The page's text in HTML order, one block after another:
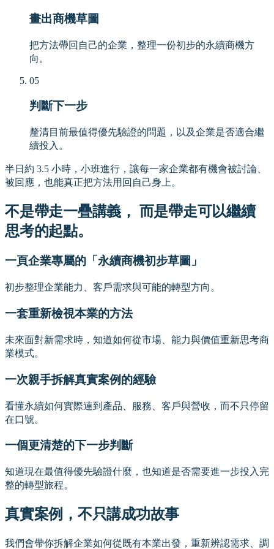
畫出商機草圖
把方法帶回自己的企業，整理一份初步的永續商機方
向。
05
判斷下一步
釐清目前最值得優先驗證的問題，以及企業是否適合繼
續投入。
半日約 3.5 小時，小班進行，讓每一家企業都有機會被討論、
被回應，也能真正把方法用回自己身上。
不是帶走一疊講義， 而是帶走可以繼續
思考的起點。
一頁企業專屬的「永續商機初步草圖」
初步整理企業能力、客戶需求與可能的轉型方向。
一套重新檢視本業的方法
未來面對新需求時，知道如何從市場、能力與價值重新思考商
業模式。
一次親手拆解真實案例的經驗
看懂永續如何實際連到產品、服務、客戶與營收，而不只停留
在口號。
一個更清楚的下一步判斷
知道現在最值得優先驗證什麼，也知道是否需要進一步投入完
整的轉型旅程。
真實案例，不只講成功故事
我們會帶你拆解企業如何從既有本業出發，重新辨認需求、調